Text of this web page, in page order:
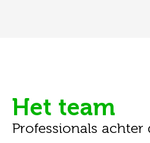
Het team
Professionals